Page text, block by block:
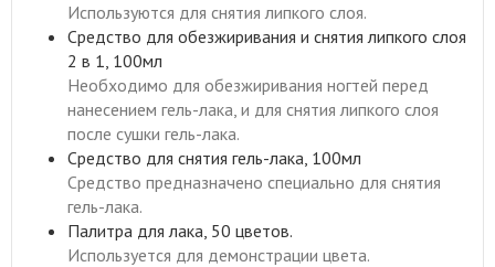
Используются для снятия липкого слоя.
Средство для обезжиривания и снятия липкого слоя
2 в 1, 100мл
Необходимо для обезжиривания ногтей перед
нанесением гель-лака, и для снятия липкого слоя
после сушки гель-лака.
Средство для снятия гель-лака, 100мл
Средство предназначено специально для снятия
гель-лака.
Палитра для лака, 50 цветов.
Используется для демонстрации цвета.